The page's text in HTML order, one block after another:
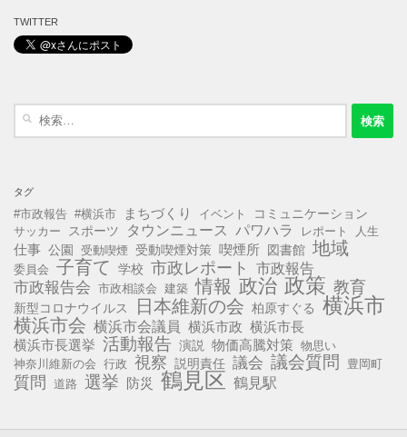
TWITTER
タグ
#市政報告 #横浜市 まちづくり イベント コミュニケーション
サッカー スポーツ タウンニュース パワハラ レポート 人生
仕事 公園 受動喫煙 受動喫煙対策 喫煙所 図書館 地域
委員会 子育て 学校 市政レポート 市政報告
市政報告会 市政相談会 建築 情報 政治 政策 教育
新型コロナウイルス 日本維新の会 柏原すぐる 横浜市
横浜市会 横浜市会議員 横浜市政 横浜市長
横浜市長選挙 活動報告 演説 物価高騰対策 物思い
神奈川維新の会 行政 視察 説明責任 議会 議会質問 豊岡町
質問 道路 選挙 防災 鶴見区 鶴見駅